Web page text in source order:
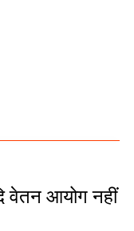
वेतन आयोग नहीं